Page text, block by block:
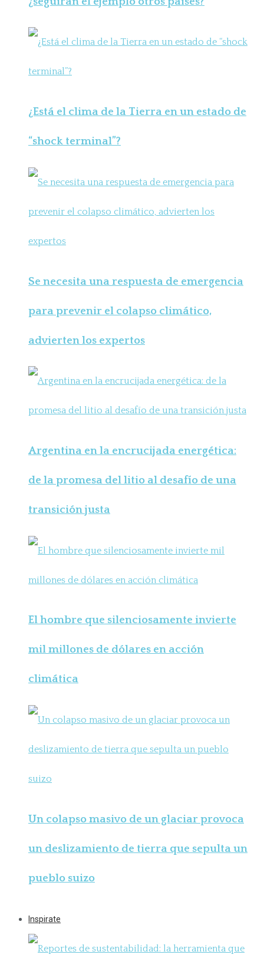
¿Está el clima de la Tierra en un estado de
“shock terminal”?
Se necesita una respuesta de emergencia
para prevenir el colapso climático,
advierten los expertos
Argentina en la encrucijada energética:
de la promesa del litio al desafío de una
transición justa
El hombre que silenciosamente invierte
mil millones de dólares en acción
climática
Un colapso masivo de un glaciar provoca
un deslizamiento de tierra que sepulta un
pueblo suizo
Inspirate